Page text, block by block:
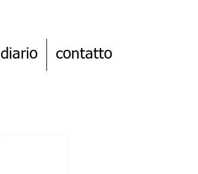
diario contatto